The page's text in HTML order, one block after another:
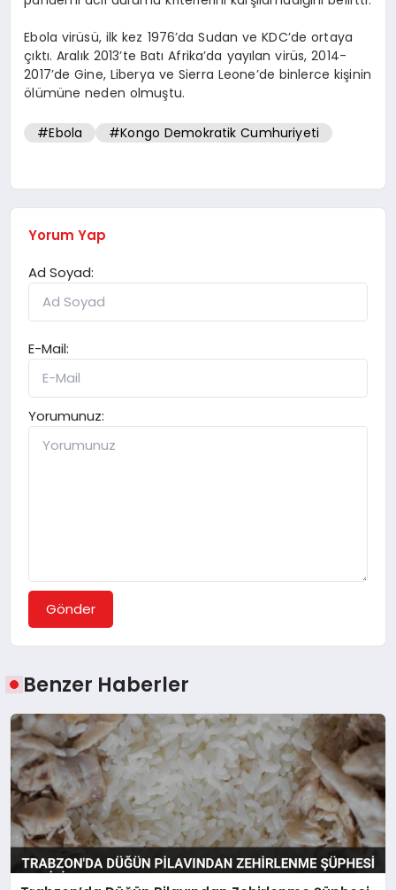
Ebola virüsü, ilk kez 1976’da Sudan ve KDC’de ortaya
çıktı. Aralık 2013’te Batı Afrika’da yayılan virüs, 2014-
2017’de Gine, Liberya ve Sierra Leone’de binlerce kişinin
ölümüne neden olmuştu.
#Ebola #Kongo Demokratik Cumhuriyeti
Yorum Yap
Ad Soyad:
E-Mail:
Yorumunuz:
Gönder
Benzer Haberler